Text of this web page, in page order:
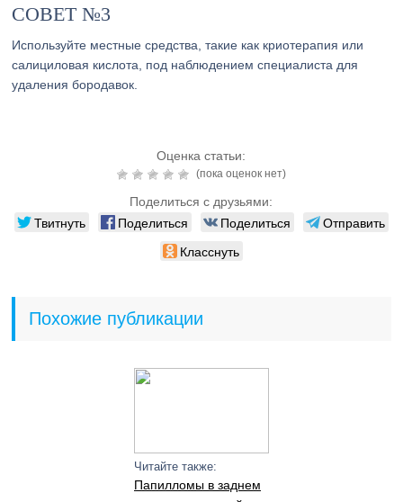
СОВЕТ №3
Используйте местные средства, такие как криотерапия или
салициловая кислота, под наблюдением специалиста для
удаления бородавок.
Оценка статьи:
(пока оценок нет)
Поделиться с друзьями:
Твитнуть Поделиться Поделиться
Отправить
Класснуть
Похожие публикации
Читайте также:
Папилломы в заднем